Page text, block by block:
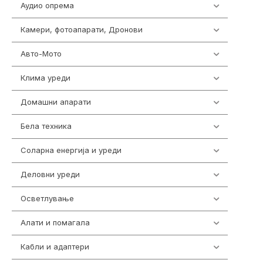
Аудио опрема
Камери, фотоапарати, Дронови
Авто-Мото
Клима уреди
Домашни апарати
Бела техника
Соларна енергија и уреди
Деловни уреди
Осветлување
Алати и помагала
Кабли и адаптери